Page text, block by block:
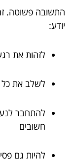
התשובה פשוטה.
יודע:
לזהות את
לשלב את
להתחבר
חשובים
להיות גם